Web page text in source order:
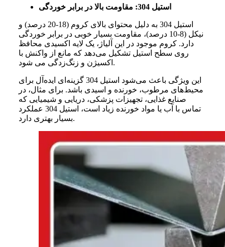
استیل 304: مقاومت بالا در برابر خوردگی
استیل 304 به دلیل محتوای بالای کروم (18-20 درصد) و
نیکل (8-10 درصد)، مقاومت بسیار خوبی در برابر خوردگی
دارد.کروم موجود در این آلیاژ، یک لایه اکسیدی محافظ
روی سطح استیل تشکیل میدهد که مانع از واکنش با
اکسیژن و زنگزدگی می شود .
این ویژگی باعث می‌شود استیل 304 گزینه‌ای ایده‌آل برای
محیط‌های مرطوب، خورنده و اسیدی باشد. برای مثال، در
صنایع غذایی، تجهیزات پزشکی، دریایی و شیمیایی که
تماس با آب یا مواد خورنده زیاد است، استیل 304 عملکرد
بسیار بهتری دارد.